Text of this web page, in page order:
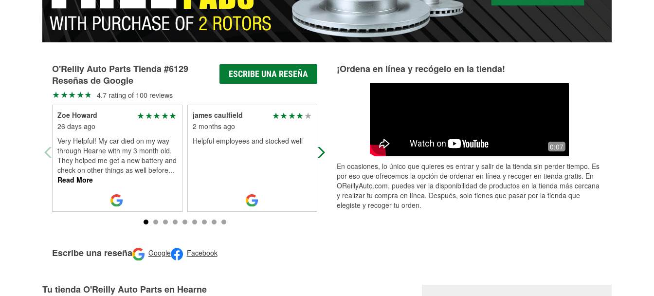
O'Reilly Auto Parts Tienda #6129
Reseñas de Google
ESCRIBE UNA RESEÑA
4.7 rating of 100 reviews
Zoe Howard
26 days ago
Very Helpful! My car died on my way
through Hearne with my 3 month old.
They helped me get a new battery and
check on other things as well before...
Read More
james caulfield
2 months ago
Helpful employees and stocked well
I ordered a part and was available
next day friendly not crowded. No
Helpful stuff makes sure you leave for
what you came for .
10/10 customer
Escribe una reseña Google Facebook
¡Ordena en línea y recógelo en la tienda!
0:07
En ocasiones, lo único que quieres es entrar y salir de la tienda sin perder tiempo. Es
por eso que ofrecemos la opción de ordenar en línea y recoger en tienda gratis. En
OReillyAuto.com, puedes ver la disponibilidad de productos en la tienda más cercana
y realizar tu compra en línea. Después, solo tienes que pasar por la tienda que
elegiste y recoger tu orden.
Tu tienda O'Reilly Auto Parts en Hearne